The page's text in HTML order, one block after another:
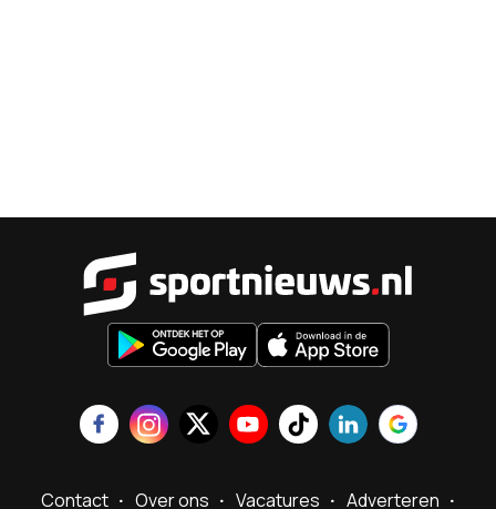
Contact Over ons Vacatures Adverteren